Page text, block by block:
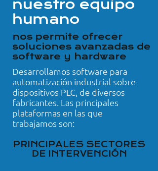
nuestro equipo
humano
nos permite ofrecer
soluciones avanzadas de
software y hardware
Desarrollamos software para
automatización industrial sobre
dispositivos PLC, de diversos
fabricantes. Las principales
plataformas en las que
trabajamos son:
PRINCIPALES SECTORES
DE INTERVENCIÓN